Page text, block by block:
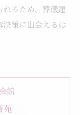
るため、葬儀運
策に出会えるは
苑